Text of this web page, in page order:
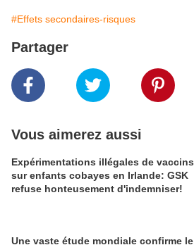
#Effets secondaires-risques
Partager
Vous aimerez aussi
Expérimentations illégales de vaccins
sur enfants cobayes en Irlande: GSK
refuse honteusement d'indemniser!
Une vaste étude mondiale confirme le